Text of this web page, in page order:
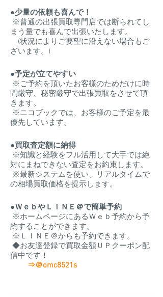
●少量の依頼も喜んで！
※普通の出張買取専門店では断られてし
まう量でも喜んで出張いたします。
​​ (状況によりご要望に沿えない場合もご
ざいます。)
●予定が立てやすい
※ご予約を頂いたお客様のためだけに時
間厳守、秘密厳守で出張買取をさせて頂
きます。
※ニコブックでは、お客様のご予定を最
優先しています。
●買取査定額に納得
※知識と経験をフル活用して大手では絶
対にまねできない査定をお約束します。
※最新システムを使い、リアルタイムで
の相場買取価格を提示します。
●ＷｅｂやＬＩＮＥ＠で簡単予約
※ホームページにあるＷｅｂ予約から予
約することができます。
※ＬＩＮＥ＠からも予約できます。
◆お友達登録で買取金額ＵＰクーポン配
信中です！
⇒＠omc8521s